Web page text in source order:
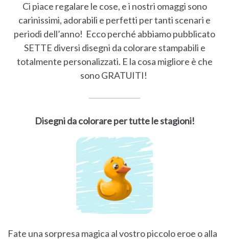
Ci piace regalare le cose, e i nostri omaggi sono
carinissimi, adorabili e perfetti per tanti scenari e
periodi dell’anno! Ecco perché abbiamo pubblicato
SETTE diversi disegni da colorare stampabili e
totalmente personalizzati. E la cosa migliore è che
sono GRATUITI!
Disegni da colorare per tutte le stagioni!
Fate una sorpresa magica al vostro piccolo eroe o alla
BLOG